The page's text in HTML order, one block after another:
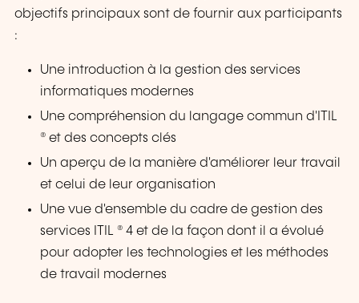
objectifs principaux sont de fournir aux participants
:
Une introduction à la gestion des services
informatiques modernes
Une compréhension du langage commun d'ITIL
® et des concepts clés
Un aperçu de la manière d'améliorer leur travail
et celui de leur organisation
Une vue d'ensemble du cadre de gestion des
services ITIL ® 4 et de la façon dont il a évolué
pour adopter les technologies et les méthodes
de travail modernes